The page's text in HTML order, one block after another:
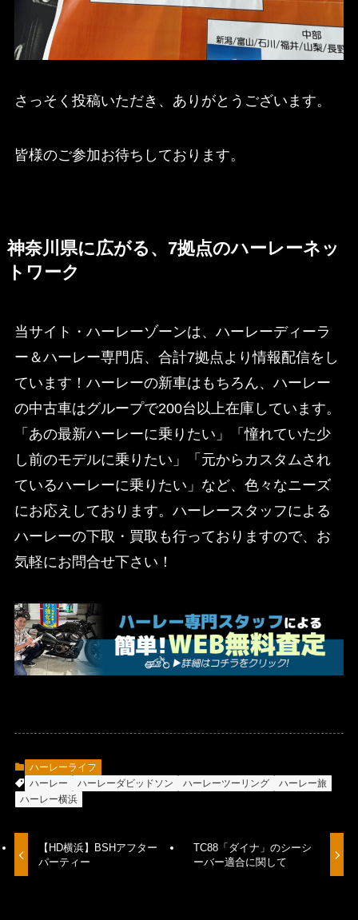
さっそく投稿いただき、ありがとうございます。
皆様のご参加お待ちしております。
神奈川県に広がる、7拠点のハーレーネッ
トワーク
当サイト・ハーレーゾーンは、ハーレーディーラ
ー＆ハーレー専門店、合計7拠点より情報配信をし
ています！ハーレーの新車はもちろん、ハーレー
の中古車はグループで200台以上在庫しています。
「あの最新ハーレーに乗りたい」「憧れていた少
し前のモデルに乗りたい」「元からカスタムされ
ているハーレーに乗りたい」など、色々なニーズ
にお応えしております。ハーレースタッフによる
ハーレーの下取・買取も行っておりますので、お
気軽にお問合せ下さい！
ハーレーライフ
ハーレー
ハーレーダビッドソン ハーレーツーリング
ハーレー旅
ハーレー横浜
【HD横浜】BSHアフター
パーティー
TC88「ダイナ」のシーシ
ーバー適合に関して